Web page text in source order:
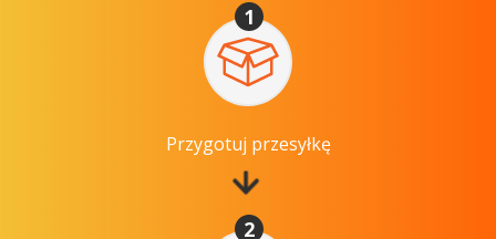
1
Przygotuj przesyłkę
2